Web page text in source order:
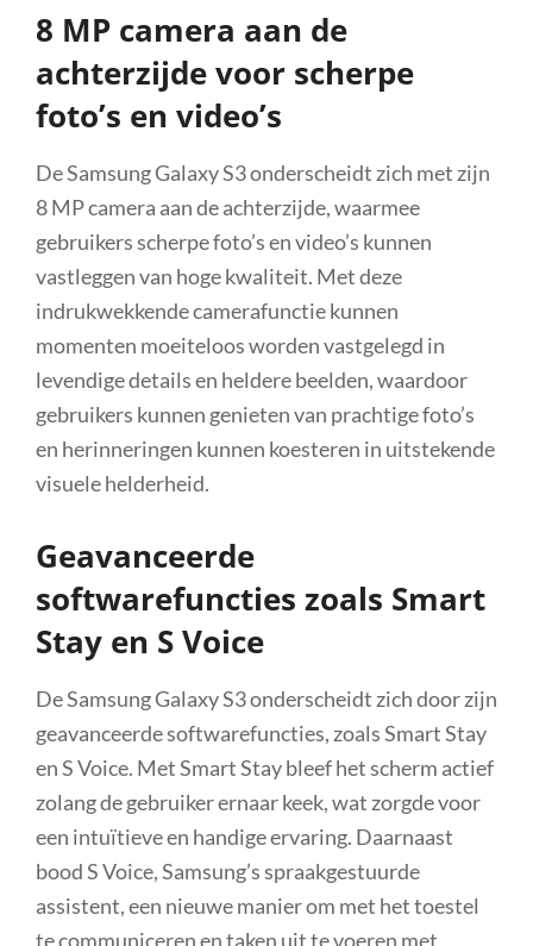
8 MP camera aan de
achterzijde voor scherpe
foto’s en video’s
De Samsung Galaxy S3 onderscheidt zich met zijn
8 MP camera aan de achterzijde, waarmee
gebruikers scherpe foto’s en video’s kunnen
vastleggen van hoge kwaliteit. Met deze
indrukwekkende camerafunctie kunnen
momenten moeiteloos worden vastgelegd in
levendige details en heldere beelden, waardoor
gebruikers kunnen genieten van prachtige foto’s
en herinneringen kunnen koesteren in uitstekende
visuele helderheid.
Geavanceerde
softwarefuncties zoals Smart
Stay en S Voice
De Samsung Galaxy S3 onderscheidt zich door zijn
geavanceerde softwarefuncties, zoals Smart Stay
en S Voice. Met Smart Stay bleef het scherm actief
zolang de gebruiker ernaar keek, wat zorgde voor
een intuïtieve en handige ervaring. Daarnaast
bood S Voice, Samsung’s spraakgestuurde
assistent, een nieuwe manier om met het toestel
te communiceren en taken uit te voeren met